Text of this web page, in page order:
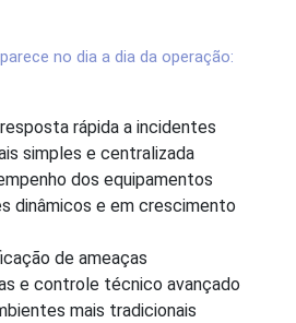
no dia a dia da operação:
rápida a incidentes
simples e centralizada
dos equipamentos
dinâmicos e em crescimento
de ameaças
e controle técnico avançado
mais tradicionais